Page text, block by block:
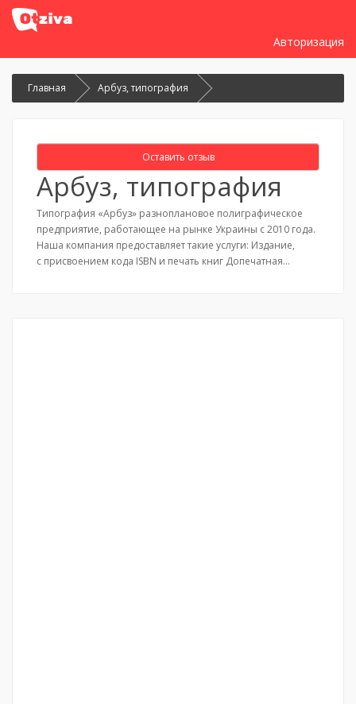
Авторизация
Главная Арбуз, типография
Оставить отзыв
Арбуз, типография
Типография «Арбуз» разноплановое полиграфическое
предприятие, работающее на рынке Украины с 2010 года.
Наша компания предоставляет такие услуги: Издание,
с присвоением кода ISBN и печать книг Допечатная…